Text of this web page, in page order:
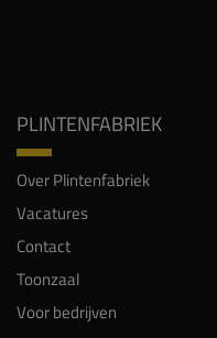
PLINTENFABRIEK
Over Plintenfabriek
Vacatures
Contact
Toonzaal
Voor bedrijven